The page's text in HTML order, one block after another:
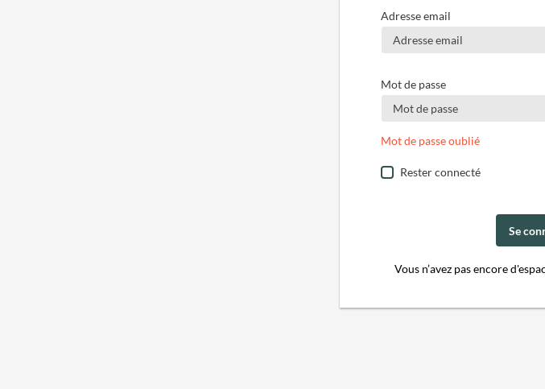
Adresse email
Mot de passe
Mot de passe oublié
Rester connecté
Se
Vous n’avez pas encore